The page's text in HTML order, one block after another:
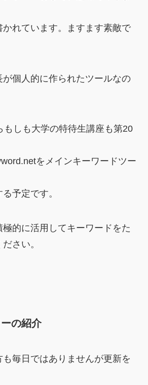
かれています。ますます素敵で
が個人的に作られたツールなの
もしも大学の特待生講座も第20
をメインキーワードツー
予定です。
的に活用してキーワードをた
さい。
の紹介
毎日ではありませんが更新を